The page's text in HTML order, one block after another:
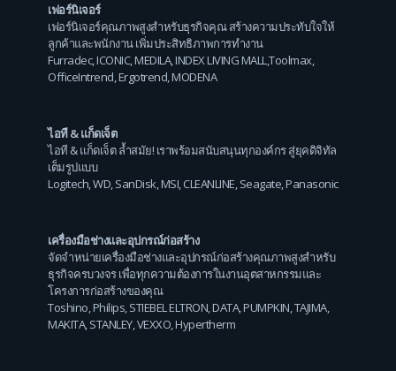
เฟอร์นิเจอร์
เฟอร์นิเจอร์คุณภาพสูงสำหรับธุรกิจคุณ สร้างความประทับใจให้
ลูกค้าและพนักงาน เพิ่มประสิทธิภาพการทำงาน
Furradec,ICONIC,MEDILA,INDEX LIVING MALL,Toolmax,
OfficeIntrend,Ergotrend,MODENA
ไอที & แก็ดเจ็ต
ไอที & แก็ดเจ็ต ล้ำสมัย! เราพร้อมสนับสนุนทุกองค์กร สู่ยุคดิจิทัล
เต็มรูปแบบ
Logitech,WD,SanDisk,MSI,CLEANLINE,Seagate,Panasonic
เครื่องมือช่างและอุปกรณ์ก่อสร้าง
จัดจำหน่ายเครื่องมือช่างและอุปกรณ์ก่อสร้างคุณภาพสูงสำหรับ
ธุรกิจครบวงจร เพื่อทุกความต้องการในงานอุตสาหกรรมและ
โครงการก่อสร้างของคุณ
Toshino,Philips,STIEBEL ELTRON,DATA,PUMPKIN,TAJIMA,
MAKITA,STANLEY,VEXXO,Hypertherm